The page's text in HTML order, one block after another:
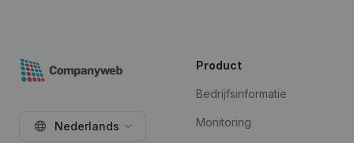
Nederlands
Product
Bedrijfsinformatie
Monitoring